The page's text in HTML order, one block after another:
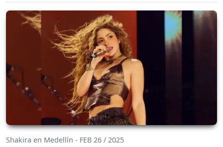
Shakira en Medellín - FEB 26 / 2025